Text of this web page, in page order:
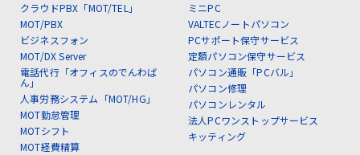
クラウドPBX「MOT/TEL」
MOT/PBX
ビジネスフォン
MOT/DX Server
電話代行「オフィスのでんわば
ん」
人事労務システム「MOT/HG」
MOT勤怠管理
MOTシフト
MOT経費精算
ミニPC
VALTECノートパソコン
PCサポート保守サービス
定額パソコン保守サービス
パソコン通販「PCバル」
パソコン修理
パソコンレンタル
法人PCワンストップサービス
キッティング